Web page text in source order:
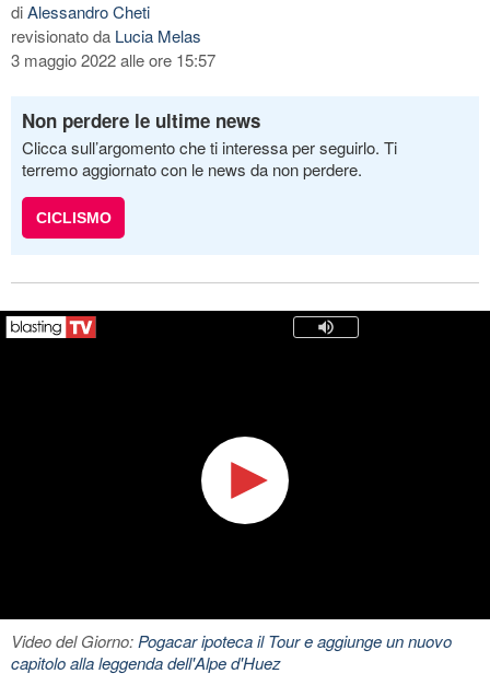
diAlessandro Cheti
revisionato da Lucia Melas
3 maggio 2022 alle ore 15:57
Non perdere le ultime news
Clicca sull’argomento che ti interessa per seguirlo. Ti
terremo aggiornato con le news da non perdere.
CICLISMO
Video del Giorno:Pogacar ipoteca il Tour e aggiunge un nuovo
capitolo alla leggenda dell'Alpe d'Huez